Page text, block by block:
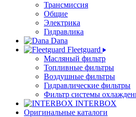
Трансмиссия
Общие
Электрика
Гидравлика
Dana
Fleetguard
Масляный фильтр
Топливные фильтры
Воздушные фильтры
Гидравлические фильтры
Фильтр системы
INTERBOX
Оригинальные каталоги